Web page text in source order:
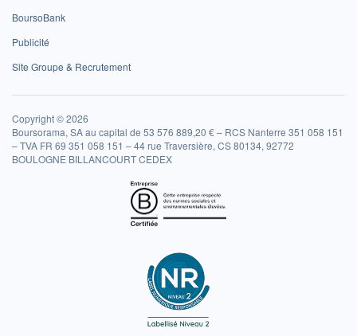
BoursoBank
Publicité
Site Groupe & Recrutement
Copyright © 2026
Boursorama, SA au capital de 53 576 889,20 € – RCS Nanterre 351 058 151
– TVA FR 69 351 058 151 – 44 rue Traversière, CS 80134, 92772
BOULOGNE BILLANCOURT CEDEX